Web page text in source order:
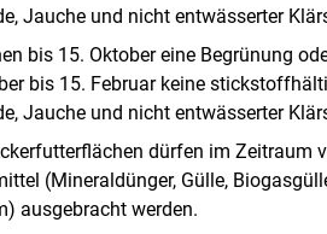
Jauche und nicht entwässerter
bis 15. Oktober eine Begrünung
bis 15. Februar keine
Jauche und nicht entwässerter
dürfen im Zeitraum
(Mineraldünger, Gülle,
ausgebracht werden.